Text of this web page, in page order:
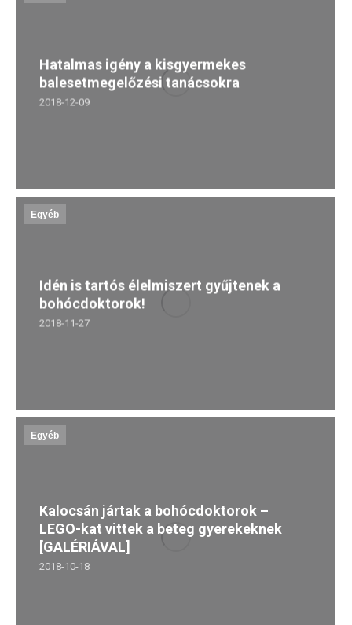
Hatalmas igény a kisgyermekes
balesetmegelőzési tanácsokra
2018-12-09
Egyéb
Idén is tartós élelmiszert gyűjtenek a
bohócdoktorok!
2018-11-27
Egyéb
Kalocsán jártak a bohócdoktorok –
LEGO-kat vittek a beteg gyerekeknek
[GALÉRIÁVAL]
2018-10-18